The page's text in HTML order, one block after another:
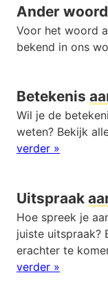
Ander
Voor het woord
bekend in ons
Betekenis
Wil je de
weten? Bekijk
verder »
Uitspraak
Hoe spreek je
juiste uitspraak?
erachter te
verder »